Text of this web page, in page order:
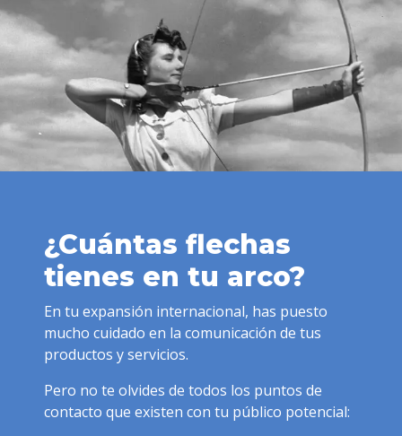
¿Cuántas flechas
tienes en tu arco?
En tu expansión internacional, has puesto
mucho cuidado en la comunicación de tus
productos y servicios.
Pero no te olvides de todos los puntos de
contacto que existen con tu público potencial: